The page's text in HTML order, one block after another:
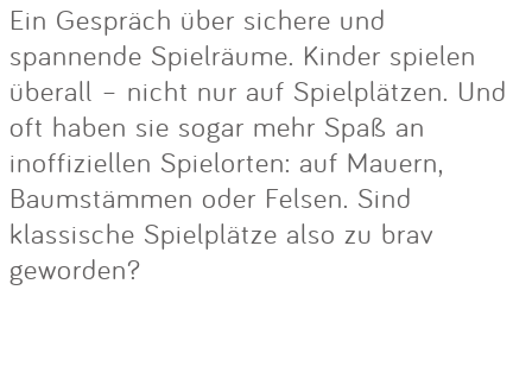
Ein Gespräch über sichere und
spannende Spielräume. Kinder spielen
überall – nicht nur auf Spielplätzen. Und
oft haben sie sogar mehr Spaß an
inoffiziellen Spielorten: auf Mauern,
Baumstämmen oder Felsen. Sind
klassische Spielplätze also zu brav
geworden?